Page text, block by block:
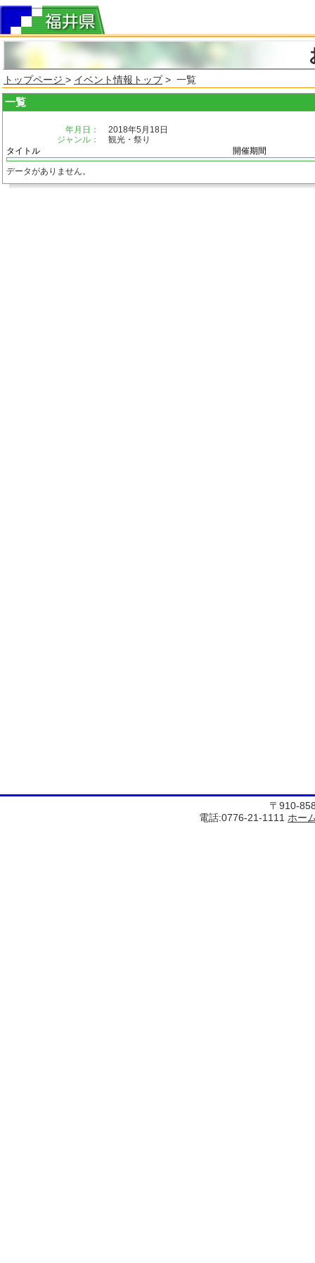
トップページ > イベント情報トップ> 一覧
一覧
年月日：
2018年5月18日
ジャンル：
観光・祭り
タイトル
開催期間
データがありません。
〒910-
電話:0776-21-1111 ホー